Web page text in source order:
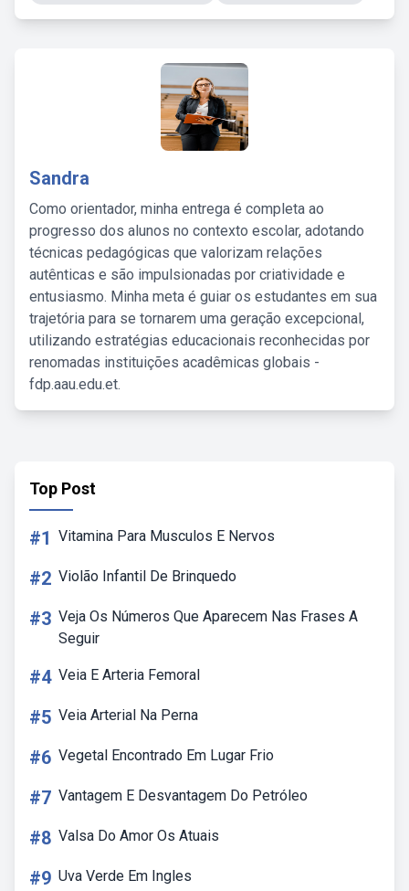
Sandra
Como orientador, minha entrega é completa ao
progresso dos alunos no contexto escolar, adotando
técnicas pedagógicas que valorizam relações
autênticas e são impulsionadas por criatividade e
entusiasmo. Minha meta é guiar os estudantes em sua
trajetória para se tornarem uma geração excepcional,
utilizando estratégias educacionais reconhecidas por
renomadas instituições acadêmicas globais -
fdp.aau.edu.et.
Top Post
#1 Vitamina Para Musculos E Nervos
#2 Violão Infantil De Brinquedo
#3 Veja Os Números Que Aparecem Nas Frases A
Seguir
#4 Veia E Arteria Femoral
#5 Veia Arterial Na Perna
#6 Vegetal Encontrado Em Lugar Frio
#7 Vantagem E Desvantagem Do Petróleo
#8 Valsa Do Amor Os Atuais
#9 Uva Verde Em Ingles